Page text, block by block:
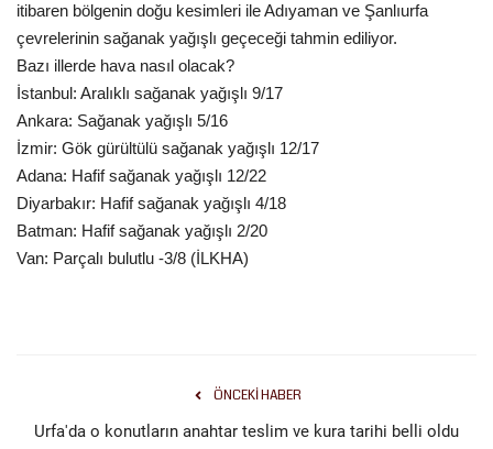
itibaren bölgenin doğu kesimleri ile Adıyaman ve Şanlıurfa
çevrelerinin sağanak yağışlı geçeceği tahmin ediliyor.
Bazı illerde hava nasıl olacak?
İstanbul: Aralıklı sağanak yağışlı 9/17
Ankara: Sağanak yağışlı 5/16
İzmir: Gök gürültülü sağanak yağışlı 12/17
Adana: Hafif sağanak yağışlı 12/22
Diyarbakır: Hafif sağanak yağışlı 4/18
Batman: Hafif sağanak yağışlı 2/20
Van: Parçalı bulutlu -3/8 (İLKHA)
ÖNCEKI HABER
Urfa'da o konutların anahtar teslim ve kura tarihi belli oldu